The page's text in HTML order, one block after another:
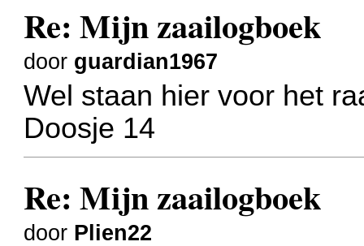
Re: Mijn zaailogboek
door guardian1967
Wel staan hier voor het
Doosje 14
Re: Mijn zaailogboek
door Plien22